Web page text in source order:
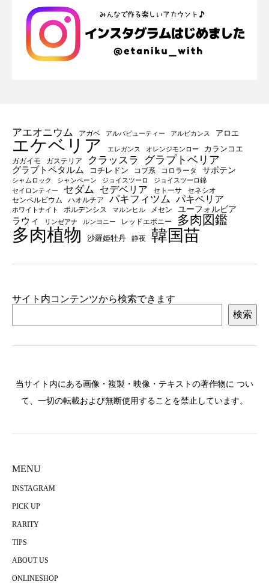
アエオニウム アガベ アルバビューティー アルビカンス アロエ
エケベリア エレガンス オレンジモンロー カランコエ
ガガイモ ガステリア クラッスラ グラプトベリア
グラプトペタルム コチレドン コブ系 コロラータ サボテン
シャムロック シャンペーン ジョイスツーロ
ジョイスツーロ錦
セイロンティー
セダム セデベリア セトーサ
セネシオ
センペルビウム
ハオルチア パキフィツム パキベリア
ホワイトナイト ポルデンシス マルンヒル メセン
ユーフォルビア
ラウィ
リンゼアナ ルンヨニー レッドエボニー 多肉図鑑
多肉植物 沙羅姫牡丹 静夜 韓国苗
サイト内コンテンツから検索できます
検索
当サイト内にある画像・複製・映像・テキストの著作物に つい
て、一切の転載および無断使用することを禁止しています。
MENU
INSTAGRAM
PICK UP
RARITY
TIPS
ABOUT US
ONLINESHOP